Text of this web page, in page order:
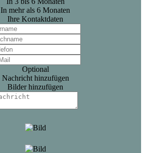
In mehr als 6 Monaten
Ihre Kontaktdaten
Optional
Nachricht hinzufügen
Bilder hinzufügen